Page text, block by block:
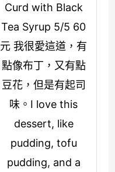
Curd with Black
Tea Syrup 5/5 60
元 我很愛這道，有
點像布丁，又有點
豆花，但是有起司
味。I love this
dessert, like
pudding, tofu
pudding, and a